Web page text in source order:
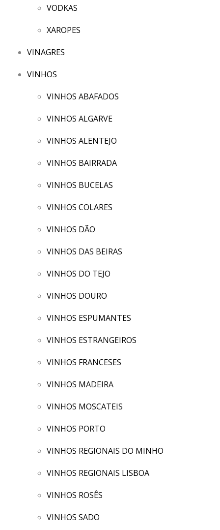
VODKAS
XAROPES
VINAGRES
VINHOS
VINHOS ABAFADOS
VINHOS ALGARVE
VINHOS ALENTEJO
VINHOS BAIRRADA
VINHOS BUCELAS
VINHOS COLARES
VINHOS DÃO
VINHOS DAS BEIRAS
VINHOS DO TEJO
VINHOS DOURO
VINHOS ESPUMANTES
VINHOS ESTRANGEIROS
VINHOS FRANCESES
VINHOS MADEIRA
VINHOS MOSCATEIS
VINHOS PORTO
VINHOS REGIONAIS DO MINHO
VINHOS REGIONAIS LISBOA
VINHOS ROSÊS
VINHOS SADO